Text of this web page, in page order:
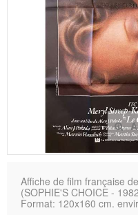
Affiche de film française
(SOPHIE'S CHOICE -
Format: 120x160 cm.